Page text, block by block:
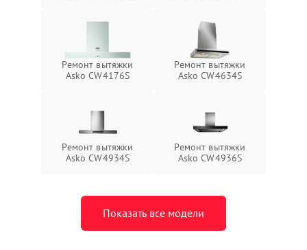
Ремонт вытяжки
Asko CW4176S
Ремонт вытяжки
Asko CW4634S
Ремонт вытяжки
Asko CW4934S
Ремонт вытяжки
Asko CW4936S
Показать все модели